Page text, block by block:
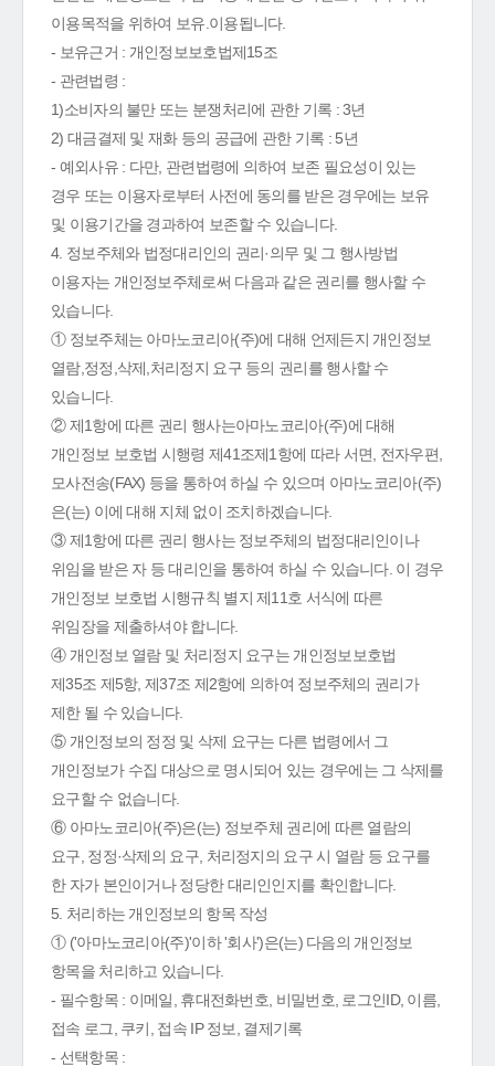
이용목적을 위하여 보유.이용됩니다.
- 보유근거 : 개인정보보호법제15조
- 관련법령 :
1)소비자의 불만 또는 분쟁처리에 관한 기록 : 3년
2) 대금결제 및 재화 등의 공급에 관한 기록 : 5년
- 예외사유 : 다만, 관련법령에 의하여 보존 필요성이 있는
경우 또는 이용자로부터 사전에 동의를 받은 경우에는 보유
및 이용기간을 경과하여 보존할 수 있습니다.
4. 정보주체와 법정대리인의 권리·의무 및 그 행사방법
이용자는 개인정보주체로써 다음과 같은 권리를 행사할 수
있습니다.
① 정보주체는 아마노코리아(주)에 대해 언제든지 개인정보
열람,정정,삭제,처리정지 요구 등의 권리를 행사할 수
있습니다.
② 제1항에 따른 권리 행사는아마노코리아(주)에 대해
개인정보 보호법 시행령 제41조제1항에 따라 서면, 전자우편,
모사전송(FAX) 등을 통하여 하실 수 있으며 아마노코리아(주)
은(는) 이에 대해 지체 없이 조치하겠습니다.
③ 제1항에 따른 권리 행사는 정보주체의 법정대리인이나
위임을 받은 자 등 대리인을 통하여 하실 수 있습니다. 이 경우
개인정보 보호법 시행규칙 별지 제11호 서식에 따른
위임장을 제출하셔야 합니다.
④ 개인정보 열람 및 처리정지 요구는 개인정보보호법
제35조 제5항, 제37조 제2항에 의하여 정보주체의 권리가
제한 될 수 있습니다.
⑤ 개인정보의 정정 및 삭제 요구는 다른 법령에서 그
개인정보가 수집 대상으로 명시되어 있는 경우에는 그 삭제를
요구할 수 없습니다.
⑥ 아마노코리아(주)은(는) 정보주체 권리에 따른 열람의
요구, 정정·삭제의 요구, 처리정지의 요구 시 열람 등 요구를
한 자가 본인이거나 정당한 대리인인지를 확인합니다.
5. 처리하는 개인정보의 항목 작성
① ('아마노코리아(주)'이하 '회사')은(는) 다음의 개인정보
항목을 처리하고 있습니다.
- 필수항목 : 이메일, 휴대전화번호, 비밀번호, 로그인ID, 이름,
접속 로그, 쿠키, 접속 IP 정보, 결제기록
- 선택항목 :